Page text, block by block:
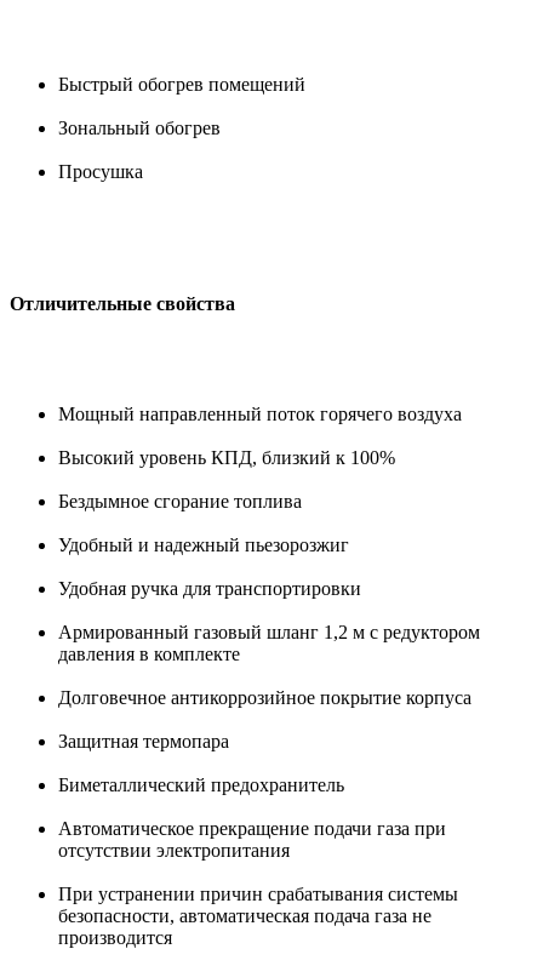
Быстрый обогрев помещений
Зональный обогрев
Просушка
Отличительные свойства
Мощный направленный поток горячего воздуха
Высокий уровень КПД, близкий к 100%
Бездымное сгорание топлива
Удобный и надежный пьезорозжиг
Удобная ручка для транспортировки
Армированный газовый шланг 1,2 м с редуктором
давления в комплекте
Долговечное антикоррозийное покрытие корпуса
Защитная термопара
Биметаллический предохранитель
Автоматическое прекращение подачи газа при
отсутствии электропитания
При устранении причин срабатывания системы
безопасности, автоматическая подача газа не
производится